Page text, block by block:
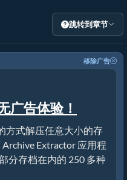
跳转到章节
移除广告
广告体验！
方式解压任意大小的存
Extractor 应用程
分存档在内的 250 多种